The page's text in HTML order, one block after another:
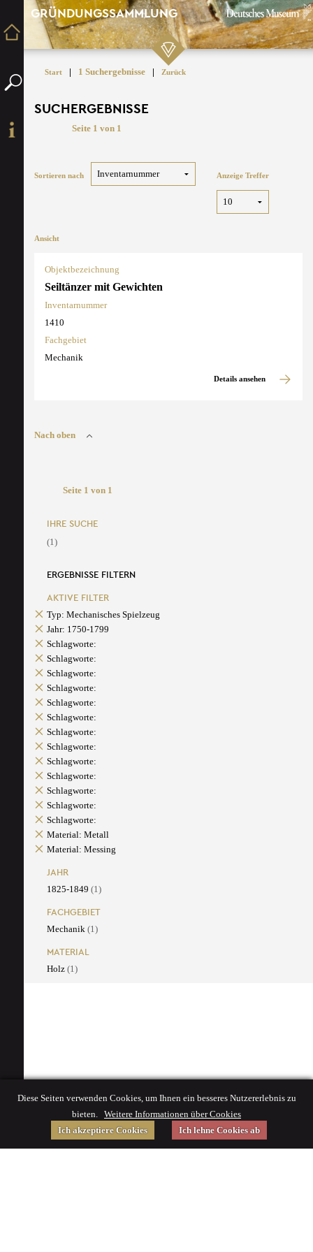
GRÜNDUNGSSAMMLUNG
Start | 1 Suchergebnisse | Zurück
SUCHERGEBNISSE
Seite 1 von 1
Sortieren nach Anzeige Treffer
Ansicht
Objektbezeichnung
Seiltänzer mit Gewichten
Inventarnummer
1410
Fachgebiet
Mechanik
Details ansehen
Nach oben
Seite 1 von 1
IHRE SUCHE
(1)
ERGEBNISSE FILTERN
AKTIVE FILTER
Typ: Mechanisches Spielzeug
Jahr: 1750-1799
Schlagworte:
Schlagworte:
Schlagworte:
Schlagworte:
Schlagworte:
Schlagworte:
Schlagworte:
Schlagworte:
Schlagworte:
Schlagworte:
Schlagworte:
Schlagworte:
Schlagworte:
Material: Metall
Material: Messing
JAHR
1825-1849 (1)
FACHGEBIET
Mechanik (1)
MATERIAL
Holz (1)
Diese Seiten verwenden Cookies, um Ihnen ein besseres Nutzererlebnis zu
bieten. Weitere Informationen über Cookies
Ich akzeptiere Cookies
Ich lehne Cookies ab